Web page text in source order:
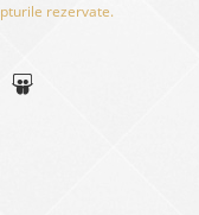
rezervate.